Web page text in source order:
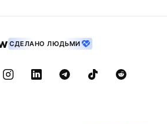
СДЕЛАНО ЛЮДЬМИ